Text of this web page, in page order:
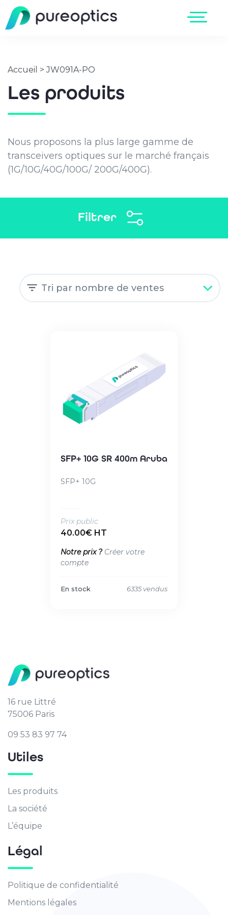
Accueil >JW091A-PO
Les produits
Nous proposons la plus large gamme de
transceivers optiques sur le marché français
(1G/10G/40G/100G/ 200G/400G).
Filtrer
SFP+ 10G SR 400m Aruba
SFP+ 10G
Prix public
40.00€ HT
Notre prix ? Créer votre
compte
En stock 6335 vendus
16 rue Littré
75006 Paris
09 53 83 97 74
Utiles
Les produits
La société
L’équipe
Légal
Politique de confidentialité
Mentions légales